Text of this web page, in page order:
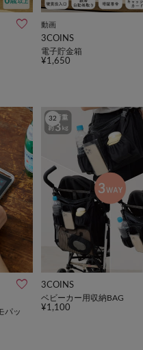
動画
3COINS
電子貯金箱
¥1,650
パッ
32
3COINS
ベビーカー用収納BAG
¥1,100